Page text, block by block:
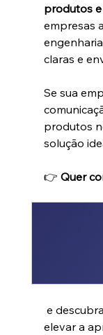
produtos
empresas
claras e
Se sua
produtos
solução
👉 Quer
e
elevar a